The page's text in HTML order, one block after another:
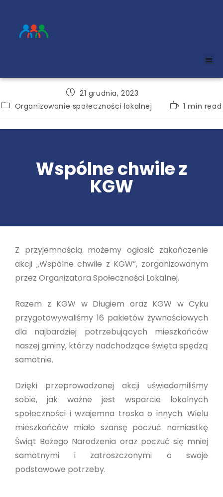
21 grudnia, 2023
Organizowanie społeczności lokalnej
1 min read
Wspólne chwile z
KGW
Z przyjemnością możemy ogłosić zakończenie
akcji „Wspólne chwile z KGW”, zorganizowanym
przez Organizatora Społeczności Lokalnej.
Razem z KGW w Długiem oraz KGW w Cyku
przygotowywaliśmy 16 pakietów żywnościowych
dla najbardziej potrzebujących mieszkańców
naszej gminy, którzy nadchodzące święta spędzą
samotnie.
Dzięki przeprowadzonej akcji uświadomiliśmy
sobie, jak ważne jest wsparcie lokalnych
społeczności i wzajemna troska o innych. Wielu
mieszkańców miało szansę poczuć namiastkę
Świąt Bożego Narodzenia oraz poczuć się mniej
samotnymi i zatroszczonymi o swoje
podstawowe potrzeby.